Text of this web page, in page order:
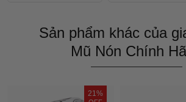
Sản phẩm khác của
Mũ Nón Chính
21%